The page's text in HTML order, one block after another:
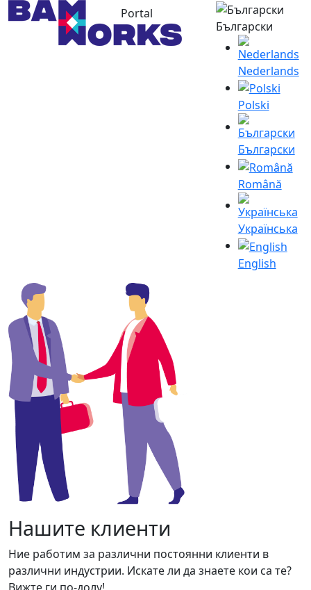
Portal
Български
Nederlands
Polski
Български
Română
Українська
English
Нашите клиенти
Ние работим за различни постоянни клиенти в
различни индустрии. Искате ли да знаете кои са те?